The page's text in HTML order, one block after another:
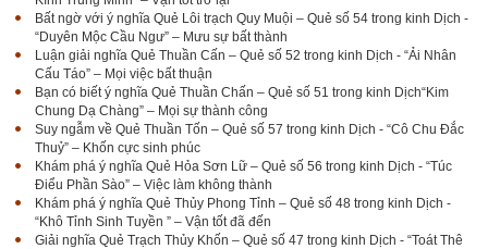
Bất ngờ với ý nghĩa Quẻ Lôi trạch Quy Muội – Quẻ số 54 trong kinh Dịch -
“Duyên Mộc Cầu Ngư” – Mưu sự bất thành
Luận giải nghĩa Quẻ Thuần Cấn – Quẻ số 52 trong kinh Dịch - “Ải Nhân
Cấu Táo” – Mọi việc bất thuận
Bạn có biết ý nghĩa Quẻ Thuần Chấn – Quẻ số 51 trong kinh Dịch“Kim
Chung Dạ Chàng” – Mọi sự thành công
Suy ngẫm về Quẻ Thuần Tốn – Quẻ số 57 trong kinh Dịch - “Cô Chu Đắc
Thuỷ” – Khốn cực sinh phúc
Khám phá ý nghĩa Quẻ Hỏa Sơn Lữ – Quẻ số 56 trong kinh Dịch - “Túc
Điểu Phần Sào” – Việc làm không thành
Khám phá ý nghĩa Quẻ Thủy Phong Tỉnh – Quẻ số 48 trong kinh Dịch -
“Khô Tỉnh Sinh Tuyền ” – Vận tốt đã đến
Giải nghĩa Quẻ Trạch Thủy Khốn – Quẻ số 47 trong kinh Dịch - “Toát Thê